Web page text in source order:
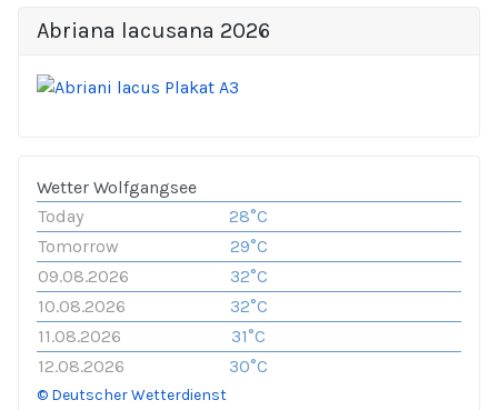
Abriana lacusana 2026
Wetter Wolfgangsee
Today
28°C
Tomorrow
29°C
09.08.2026
32°C
10.08.2026
32°C
11.08.2026
31°C
12.08.2026
30°C
© Deutscher Wetterdienst